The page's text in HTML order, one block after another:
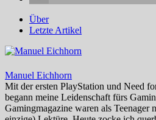
Über
Letzte Artikel
Manuel Eichhorn
Mit der ersten PlayStation und Need
begann meine Leidenschaft fürs
Gamingmagazine waren als Teenager